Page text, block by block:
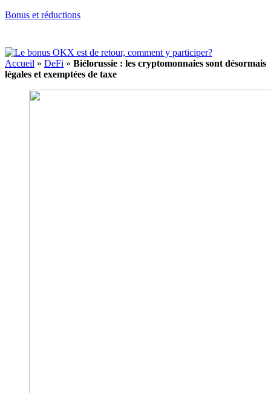
Bonus et réductions
Accueil » DeFi » Biélorussie : les cryptomonnaies sont désormais
légales et exemptées de taxe